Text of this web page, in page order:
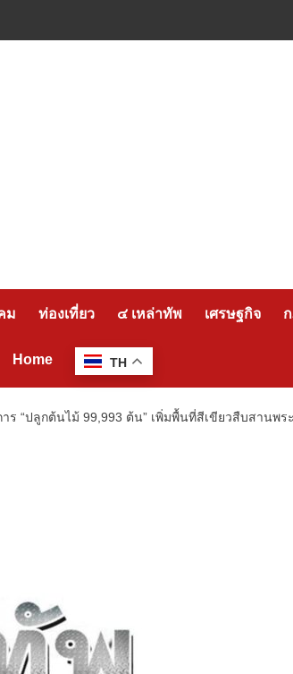
ม ท่องเที่ยว ๔ เหล่าทัพ เศรษฐกิจ
Home TH
ร “ปลูกต้นไม้ 99,993 ต้น” เพิ่มพื้นที่สีเขียวสืบสานพ